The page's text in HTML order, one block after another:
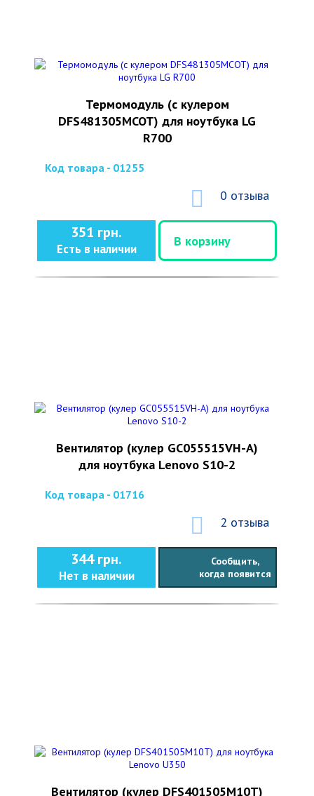
Термомодуль (с кулером
DFS481305MCOT) для ноутбука LG
R700
Код товара - 01255
0 отзыва
351 грн.
Есть в наличии
В корзину
Вентилятор (кулер GC055515VH-A)
для ноутбука Lenovo S10-2
Код товара - 01716
2 отзыва
344 грн.
Нет в наличии
Сообщить,
когда появится
Вентилятор (кулер DFS401505M10T)